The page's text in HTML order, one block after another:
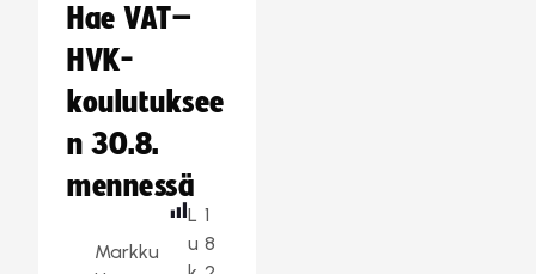
Hae VAT–
HVK-
koulutuksee
n 30.8.
mennessä
Markku
L
u
1
8